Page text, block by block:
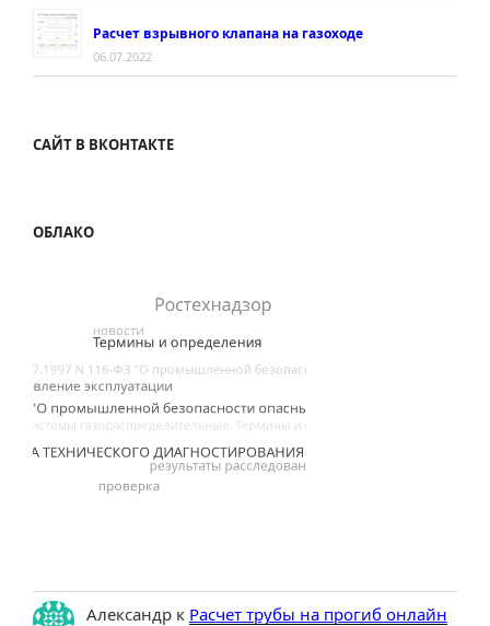
Расчет взрывного клапана на газоходе
06.07.2022
САЙТ В ВКОНТАКТЕ
ОБЛАКО
Александрк Расчет трубы на прогиб онлайн